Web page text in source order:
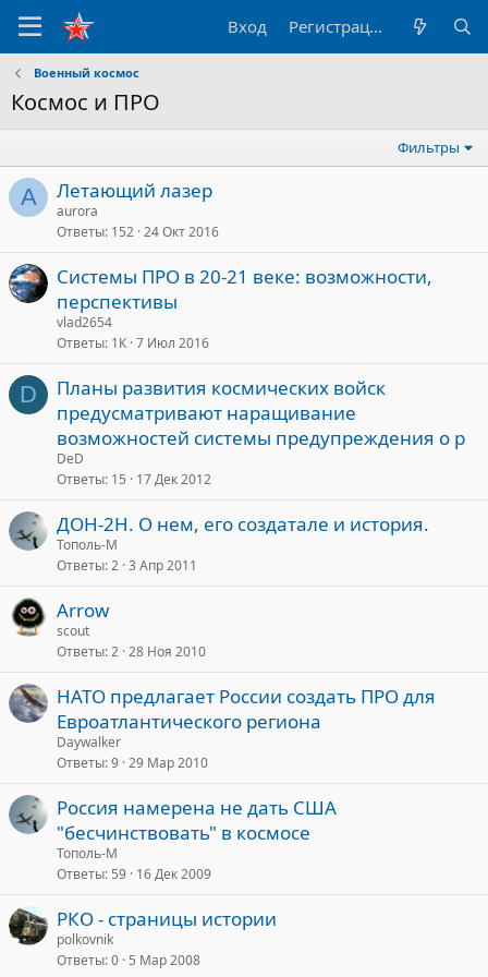
Вход Регистрация
Военный космос
Космос и ПРО
Фильтры
A Летающий лазер
aurora
Ответы 152 24 Окт 2016
Системы ПРО в 20-21 веке: возможности,
перспективы
vlad2654
Ответы 1К 7 Июл 2016
D
Планы развития космических войск
предусматривают наращивание
возможностей системы предупреждения о р
DeD
Ответы 15 17 Дек 2012
ДОН-2Н. О нем, его создатале и история.
Тополь-М
Ответы 2 3 Апр 2011
Arrow
scout
Ответы 2 28 Ноя 2010
НАТО предлагает России создать ПРО для
Евроатлантического региона
Daywalker
Ответы 9 29 Мар 2010
Россия намерена не дать США
"бесчинствовать" в космосе
Тополь-М
Ответы 59 16 Дек 2009
РКО - страницы истории
polkovnik
Ответы 0 5 Мар 2008